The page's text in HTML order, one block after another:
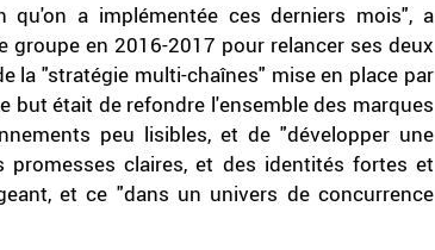
a implémentée ces derniers mois", a
groupe en 2016-2017 pour relancer ses deux
la "stratégie multi-chaînes" mise en place par
but était de refondre l'ensemble des marques
peu lisibles, et de "développer une
claires, et des identités fortes et
et ce "dans un univers de concurrence